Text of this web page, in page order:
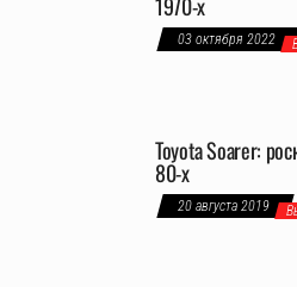
03 октября 2022
Toyota Soarer:
80-х
20 августа 2019